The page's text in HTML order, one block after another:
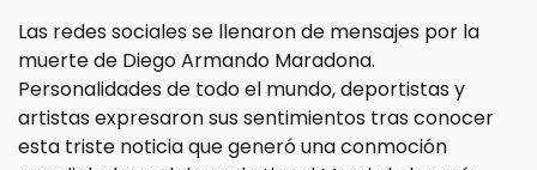
Las redes sociales se llenaron de mensajes por la
muerte de Diego Armando Maradona.
Personalidades de todo el mundo, deportistas y
artistas expresaron sus sentimientos tras conocer
esta triste noticia que generó una conmoción